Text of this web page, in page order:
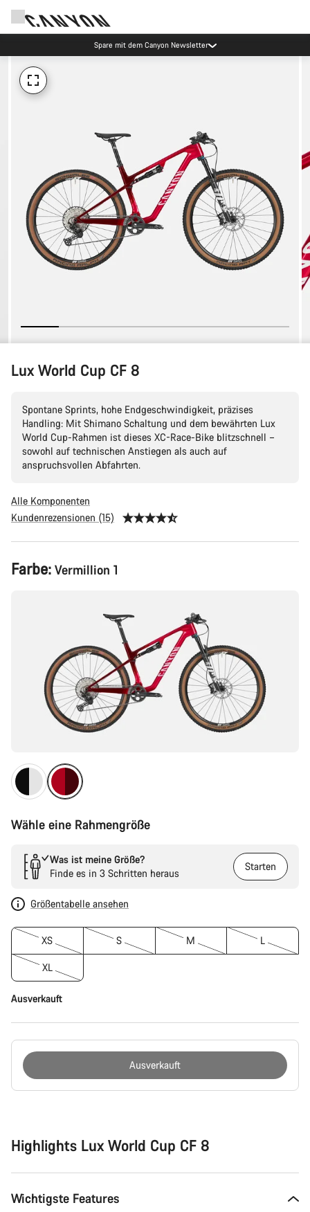
Spare mit dem Canyon Newsletter
Lux World Cup CF 8
Spontane Sprints, hohe Endgeschwindigkeit, präzises
Handling: Mit Shimano Schaltung und dem bewährten Lux
World Cup-Rahmen ist dieses XC-Race-Bike blitzschnell –
sowohl auf technischen Anstiegen als auch auf
anspruchsvollen Abfahrten.
Alle Komponenten
Kundenrezensionen (15)
Produktkonfiguration
Farbe: Vermillion 1
Wähle eine Rahmengröße
Was ist meine Größe?
Finde es in 3 Schritten heraus
Starten
Größentabelle ansehen
XS S M L
XL
Ausverkauft
Ausverkauft
Highlights Lux World Cup CF 8
Wichtigste Features